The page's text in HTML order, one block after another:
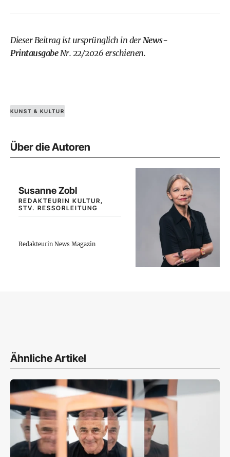
Dieser Beitrag ist ursprünglich in der News-
PrintausgabeNr. 22/2026 erschienen.
KUNST & KULTUR
Über die Autoren
Susanne Zobl
REDAKTEURIN KULTUR,
STV. RESSORLEITUNG
Redakteurin News Magazin
Ähnliche Artikel